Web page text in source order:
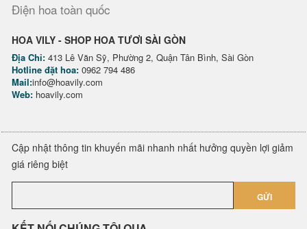
Điện hoa toàn quốc
HOA VILY - SHOP HOA TƯƠI SÀI GÒN
Địa Chỉ: 413 Lê Văn Sỹ, Phường 2, Quận Tân Bình, Sài Gòn
Hotline đặt hoa: 0962 794 486
Mail:info@hoavily.com
Web: hoavily.com
Cập nhật thông tin khuyến mãi nhanh nhất hưởng quyền lợi giảm
giá riêng biệt
GỬI